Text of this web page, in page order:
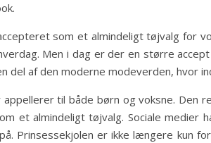
som et almindeligt tøjvalg for
Men i dag er der en større
af den moderne modeverden, hvor
til både børn og voksne. Den
et almindeligt tøjvalg. Sociale medier
Prinsessekjolen er ikke længere kun